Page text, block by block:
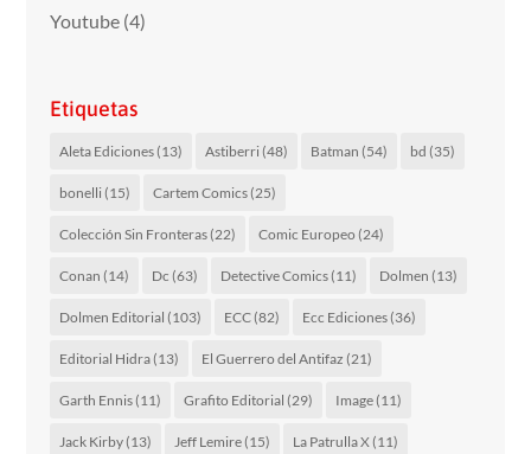
Youtube (4)
Etiquetas
Aleta Ediciones(13) Astiberri(48) Batman (54) bd (35)
bonelli(15) Cartem Comics(25)
Colección Sin Fronteras(22) Comic Europeo (24)
Conan (14) Dc (63) Detective Comics(11) Dolmen (13)
Dolmen Editorial (103) ECC(82) Ecc Ediciones(36)
Editorial Hidra(13) El Guerrero del Antifaz (21)
Garth Ennis(11) Grafito Editorial (29) Image(11)
Jack Kirby(13) Jeff Lemire(15) La Patrulla X(11)